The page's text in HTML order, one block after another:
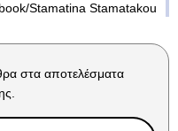
Stamatina Stamatakou
στα αποτελέσματα